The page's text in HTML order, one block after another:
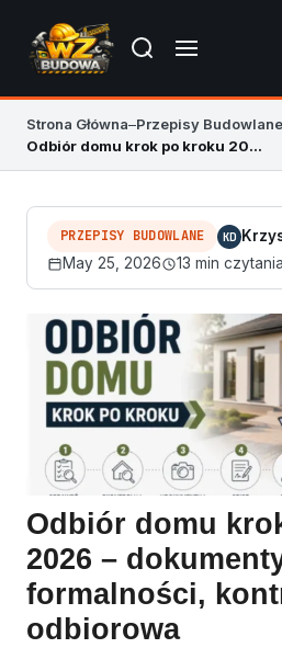
Strona Główna–Przepisy Budowlane
Odbiór domu krok po kroku 2026 – dokumenty i lista
PRZEPISY BUDOWLANE KD
May 25, 2026
13 min czytania
Odbiór domu
2026 –
formalności,
odbiorowa